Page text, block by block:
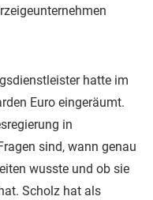
hatte im
Euro eingeräumt.
in
sind, wann genau
wusste und ob sie
Scholz hat als